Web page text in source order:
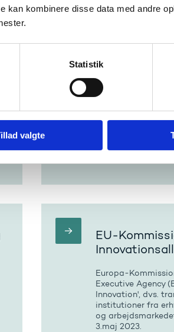
kan kombinere disse data med andre
Statistik
valgte
Online
Kom til online
træffer grønnere
EU-
Europa-
Executive Agency
Innovation', dvs.
institutioner fra
og
3.maj 2023.